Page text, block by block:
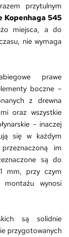
przytulnym
Kopenhaga 545
miejsca, a do
nie wymaga
prawe
boczne –
z drewna
oraz wszystkie
- inaczej
się w każdym
im
są do
mm, przy czym
wynosi
są solidnie
przygotowanych